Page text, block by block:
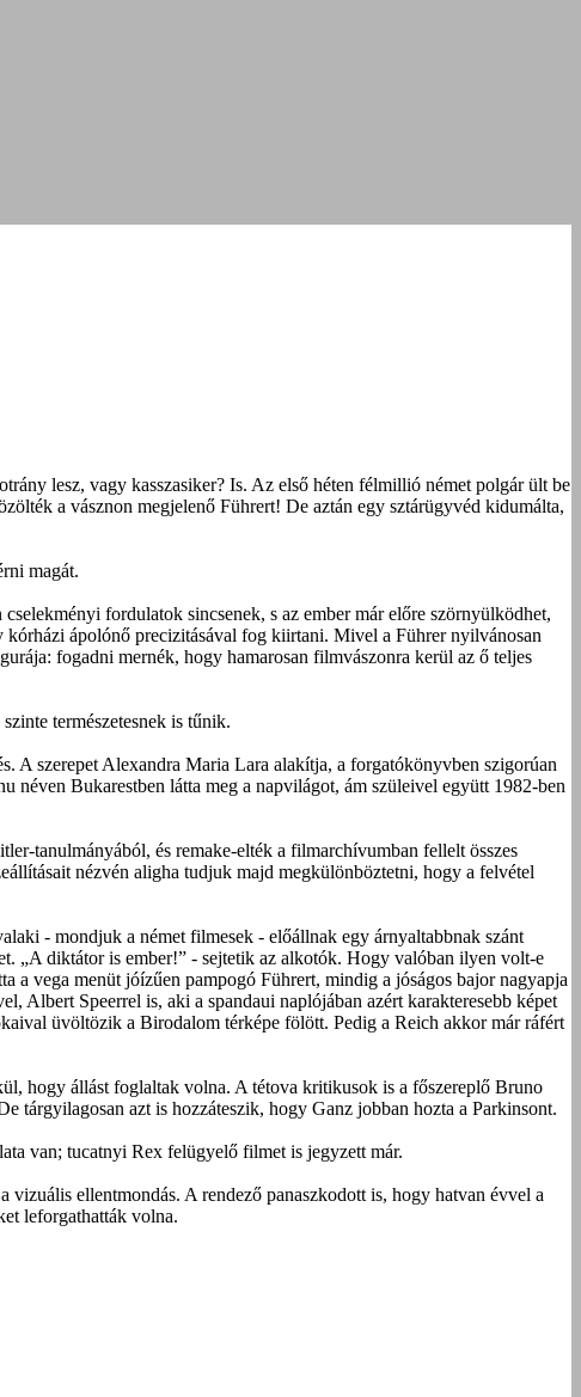
lesz, vagy kasszasiker? Is. Az első héten félmillió német polgár ült be
a vásznon megjelenő Führert! De aztán egy sztárügyvéd kidumálta,
magát.
fordulatok sincsenek, s az ember már előre szörnyülködhet,
ápolónő precizitásával fog kiirtani. Mivel a Führer nyilvánosan
fogadni mernék, hogy hamarosan filmvászonra kerül az ő teljes
természetesnek is tűnik.
A szerepet Alexandra Maria Lara alakítja, a forgatókönyvben szigorúan
néven Bukarestben látta meg a napvilágot, ám szüleivel együtt 1982-ben
tanulmányából, és remake-elték a filmarchívumban fellelt összes
nézvén aligha tudjuk majd megkülönböztetni, hogy a felvétel
- mondjuk a német filmesek - előállnak egy árnyaltabbnak szánt
„A diktátor is ember!” - sejtetik az alkotók. Hogy valóban ilyen volt-e
a vega menüt jóízűen pampogó Führert, mindig a jóságos bajor nagyapja
Albert Speerrel is, aki a spandaui naplójában azért karakteresebb képet
üvöltözik a Birodalom térképe fölött. Pedig a Reich akkor már ráfért
hogy állást foglaltak volna. A tétova kritikusok is a főszereplő Bruno
tárgyilagosan azt is hozzáteszik, hogy Ganz jobban hozta a Parkinsont.
van; tucatnyi Rex felügyelő filmet is jegyzett már.
ellentmondás. A rendező panaszkodott is, hogy hatvan évvel a
leforgathatták volna.